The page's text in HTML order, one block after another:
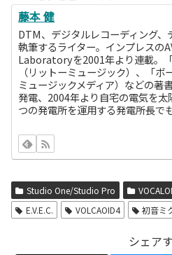
藤本 健
DTM、デジタルレコーディング、
執筆するライター。インプレス
Laboratoryを2001年より連載。「
（リットーミュージック）、「
ミュージックメディア）などの著
発電、2004年より自宅の電気を
つの発電所を運用する発電所長で
Studio One/Studio Pro
E.V.E.C.
VOLCAOID4 初音ミ
シェア